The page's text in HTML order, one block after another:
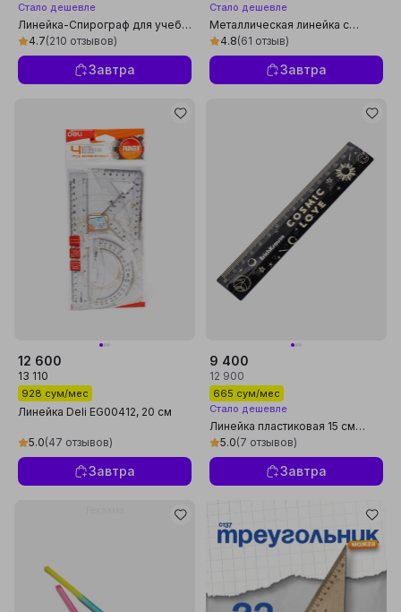
Стало дешевле
Линейка-Спирограф для учебы
и творчества, линейка для
улучшить мелкую моторику, 20
4.7(210 отзывов)
Завтра
Стало дешевле
Металлическая линейка с
чехлом, прочные деления, три
размера на выбор: 20, 25 и 30
4.8(61 отзыв)
Завтра
12 600
13 110
928 сум/мес
Линейка Deli EG00412, 20 см
5.0(47 отзывов)
Завтра
9 400
12 900
665 сум/мес
Стало дешевле
Линейка пластиковая 15 см
ErichKrause Magic Sky 55894
5.0(7 отзывов)
Завтра